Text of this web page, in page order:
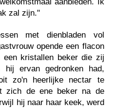
zal zijn."
met dienbladen vol
opende een flacon
kristallen beker die zij
hij ervan gedronken had,
zo'n heerlijke nectar te
zich de ene beker na de
hij naar haar keek, werd